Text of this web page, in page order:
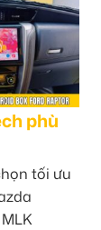
phù
tối ưu